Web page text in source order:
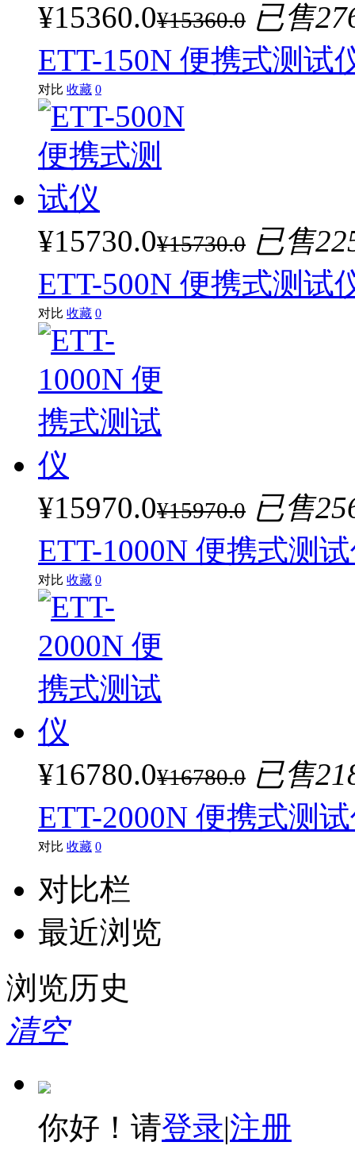
¥15360.0¥15360.0 已售
ETT-150N 便携式测试
对比 收藏 0
¥15730.0¥15730.0 已售
ETT-500N 便携式测试
对比 收藏 0
¥15970.0¥15970.0 已售
ETT-1000N 便携式测
对比 收藏 0
¥16780.0¥16780.0 已售
ETT-2000N 便携式测
对比 收藏 0
对比栏
最近浏览
浏览历史
清空
你好！请登录|注册